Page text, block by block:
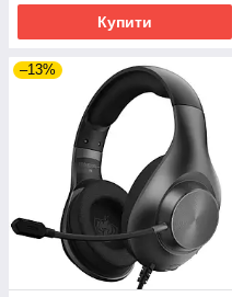
Купити
–13%